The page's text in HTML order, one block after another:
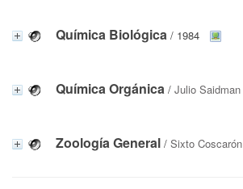
Química Biológica / 1984
Química Orgánica / Julio Saidman
Zoología General / Sixto Coscarón